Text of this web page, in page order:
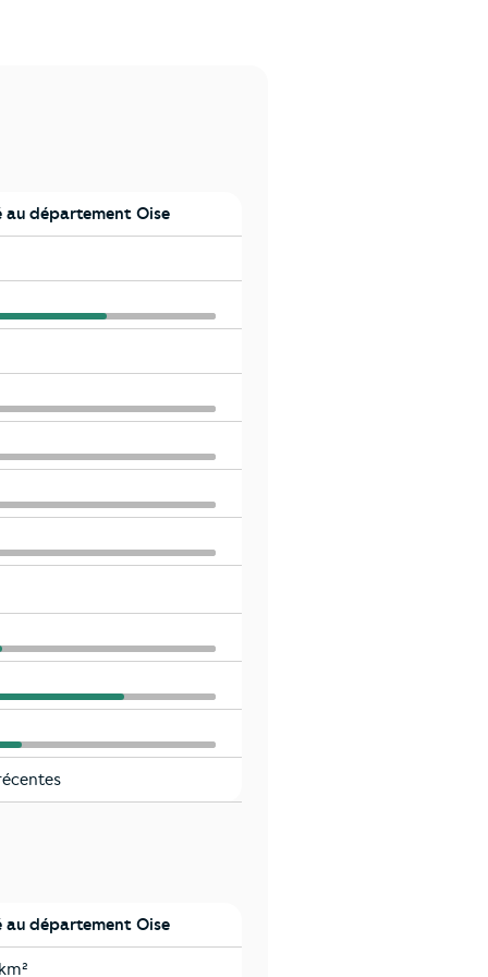
au département Oise
au département Oise